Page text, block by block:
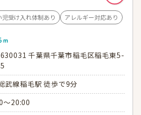
児受け入れ体制あり アレルギー対応あり
ｍ
千葉県千葉市稲毛区稲毛東5-
武線稲毛駅 徒歩で9分
～20:00